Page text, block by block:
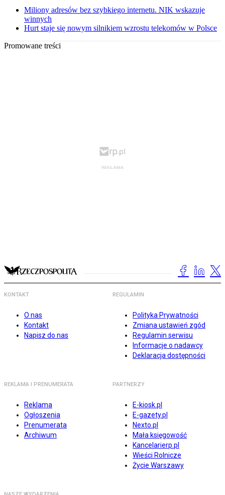
Miliony adresów bez szybkiego internetu. NIK wskazuje
winnych
Hurt staje się nowym silnikiem wzrostu telekomów w Polsce
Promowane treści
KONTAKT
O nas
Kontakt
Napisz do nas
REGULAMIN
Polityka Prywatności
Zmiana ustawień zgód
Regulamin serwisu
Informacje o nadawcy
Deklaracja dostępności
REKLAMA I PRENUMERATA
Reklama
Ogłoszenia
Prenumerata
Archiwum
PARTNERZY
E-kiosk.pl
E-gazety.pl
Nexto.pl
Mała księgowość
Kancelarierp.pl
Wieści Rolnicze
Życie Warszawy